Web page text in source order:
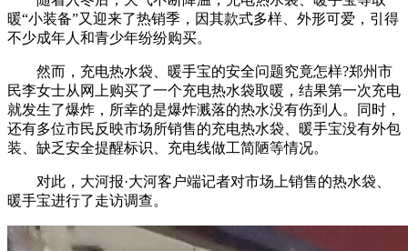
暖“小装备”又迎来了热销季，因其款式多样、外形可爱，引得
不少成年人和青少年纷纷购买。
然而，充电热水袋、暖手宝的安全问题究竟怎样?郑州市
民李女士从网上购买了一个充电热水袋取暖，结果第一次充电
就发生了爆炸，所幸的是爆炸溅落的热水没有伤到人。同时，
还有多位市民反映市场所销售的充电热水袋、暖手宝没有外包
装、缺乏安全提醒标识、充电线做工简陋等情况。
对此，大河报·大河客户端记者对市场上销售的热水袋、
暖手宝进行了走访调查。